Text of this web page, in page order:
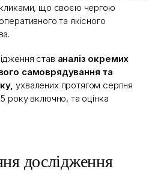
що своєю чергою
та якісного
став аналіз окремих
самоврядування та
ухвалених протягом серпня
року включно, та оцінка
дослідження